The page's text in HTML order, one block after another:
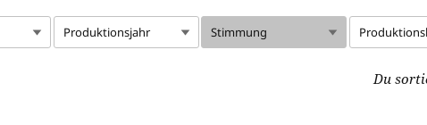
Produktionsjahr Stimmung
Du